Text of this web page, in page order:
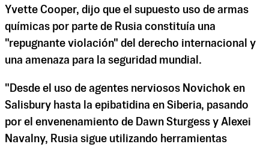
Yvette Cooper, dijo que el supuesto uso de armas
químicas por parte de Rusia constituía una
"repugnante violación" del derecho internacional y
una amenaza para la seguridad mundial.
"Desde el uso de agentes nerviosos Novichok en
Salisbury hasta la epibatidina en Siberia, pasando
por el envenenamiento de Dawn Sturgess y Alexei
Navalny, Rusia sigue utilizando herramientas